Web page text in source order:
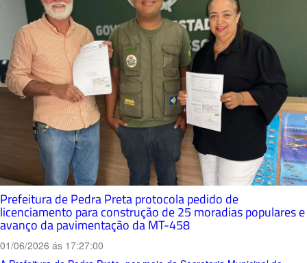
Prefeitura de Pedra Preta protocola pedido de
licenciamento para construção de 25 moradias populares e
avanço da pavimentação da MT-458
01/06/2026 ás 17:27:00